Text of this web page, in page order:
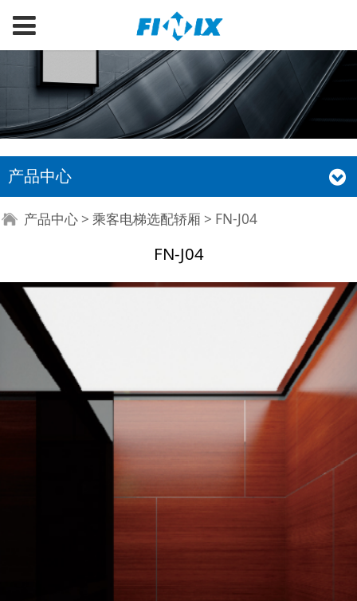
产品中心
FN-J04
产品中心 > 乘客电梯选配轿厢 > FN-J04
FN-J04